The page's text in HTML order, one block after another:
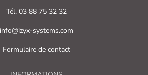
Tél. 03 88 75 32 32
info@izyx-systems.com
Formulaire de contact